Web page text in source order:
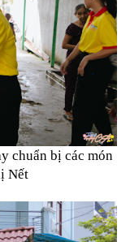
chuẩn bị các món
Nết